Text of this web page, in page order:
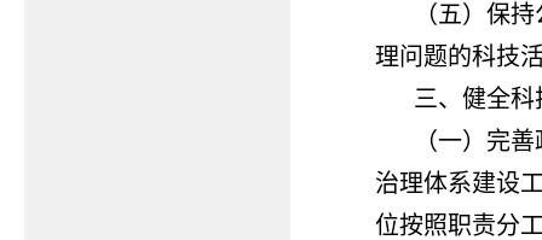
（五）保
理问题的科技
三、健全
（一）完
治理体系建设
位按照职责分